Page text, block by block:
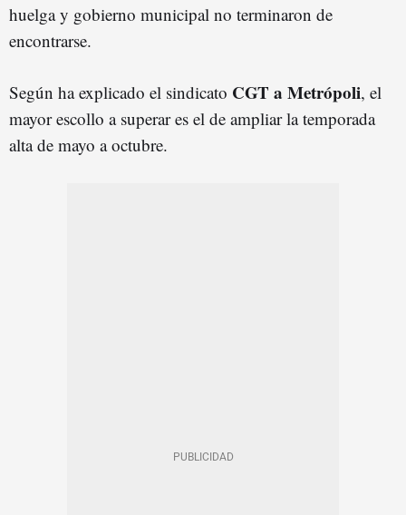
huelga y gobierno municipal no terminaron de
encontrarse.
Según ha explicado el sindicato CGT a Metrópoli, el
mayor escollo a superar es el de ampliar la temporada
alta de mayo a octubre.